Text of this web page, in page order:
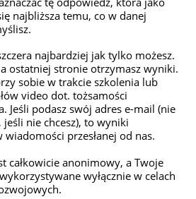
najbliższa temu, co w danej
najbardziej jak tylko możesz.
ostatniej stronie otrzymasz wyniki.
sobie w trakcie szkolenia lub
video dot. tożsamości
Jeśli podasz swój adres e-mail (nie
nie chcesz), to wyniki
przesłanej od nas.
całkowicie anonimowy, a Twoje
wyłącznie w celach